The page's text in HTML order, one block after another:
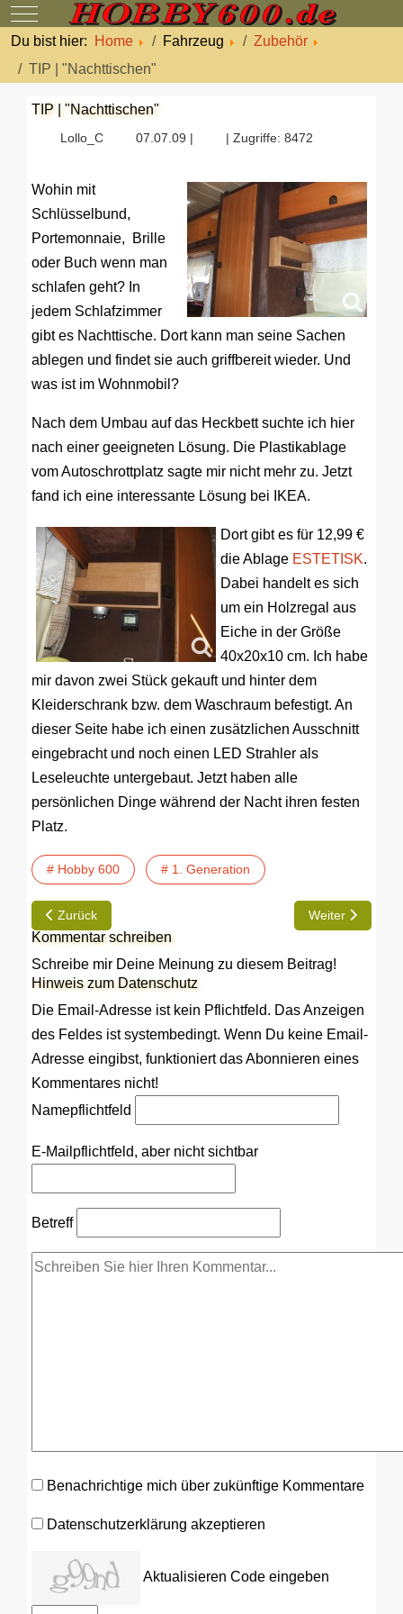
Mobile Menu Toggle
Du bist hier:
Home Fahrzeug
Zubehör
TIP | "Nachttischen"
TIP | "Nachttischen"
Lollo_C 07.07.09 | | Zugriffe: 8472
Wohin mit
Schlüsselbund,
Portemonnaie, Brille
oder Buch wenn man
schlafen geht? In
jedem Schlafzimmer
gibt es Nachttische. Dort kann man seine Sachen
ablegen und findet sie auch griffbereit wieder. Und
was ist im Wohnmobil?
Nach dem Umbau auf das Heckbett suchte ich hier
nach einer geeigneten Lösung. Die Plastikablage
vom Autoschrottplatz sagte mir nicht mehr zu. Jetzt
fand ich eine interessante Lösung bei IKEA.
Dort gibt es für 12,99 €
die Ablage ESTETISK.
Dabei handelt es sich
um ein Holzregal aus
Eiche in der Größe
40x20x10 cm. Ich habe
mir davon zwei Stück gekauft und hinter dem
Kleiderschrank bzw. dem Waschraum befestigt. An
dieser Seite habe ich einen zusätzlichen Ausschnitt
eingebracht und noch einen LED Strahler als
Leseleuchte untergebaut. Jetzt haben alle
persönlichen Dinge während der Nacht ihren festen
Platz.
# Hobby 600 # 1. Generation
Vorheriger Beitrag: TIP | Rückfahrkameras für mehr Sicht
Zurück Nächster
Weiter
Kommentar schreiben
Schreibe mir Deine Meinung zu diesem Beitrag!
Hinweis zum Datenschutz
Die Email-Adresse ist kein Pflichtfeld. Das Anzeigen
des Feldes ist systembedingt. Wenn Du keine Email-
Adresse eingibst, funktioniert das Abonnieren eines
Kommentares nicht!
Namepflichtfeld
E-Mail pflichtfeld, aber nicht sichtbar
Betreff
Benachrichtige mich über zukünftige Kommentare
Datenschutzerklärung akzeptieren
Aktualisieren Code eingeben